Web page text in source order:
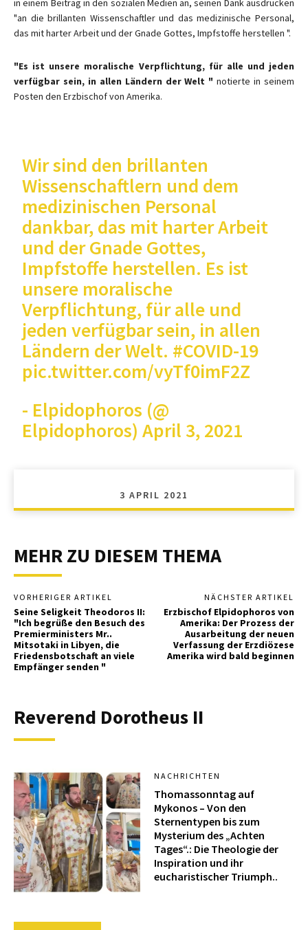
in einem Beitrag in den sozialen Medien an, seinen Dank ausdrücken
"an die brillanten Wissenschaftler und das medizinische Personal,
das mit harter Arbeit und der Gnade Gottes, Impfstoffe herstellen ".
"Es ist unsere moralische Verpflichtung, für alle und jeden
verfügbar sein, in allen Ländern der Welt " notierte in seinem
Posten den Erzbischof von Amerika.
Wir sind den brillanten
Wissenschaftlern und dem
medizinischen Personal
dankbar, das mit harter Arbeit
und der Gnade Gottes,
Impfstoffe herstellen. Es ist
unsere moralische
Verpflichtung, für alle und
jeden verfügbar sein, in allen
Ländern der Welt. #COVID-19
pic.twitter.com/vyTf0imF2Z
- Elpidophoros (@
Elpidophoros)April 3, 2021
3 APRIL 2021
MEHR ZU DIESEM THEMA
VORHERIGER ARTIKEL
Seine Seligkeit Theodoros II:
"Ich begrüße den Besuch des
Premierministers Mr..
Mitsotaki in Libyen, die
Friedensbotschaft an viele
Empfänger senden "
NÄCHSTER ARTIKEL
Erzbischof Elpidophoros von
Amerika: Der Prozess der
Ausarbeitung der neuen
Verfassung der Erzdiözese
Amerika wird bald beginnen
Reverend Dorotheus II
NACHRICHTEN
Thomassonntag auf
Mykonos – Von den
Sternentypen bis zum
Mysterium des „Achten
Tages“.: Die Theologie der
Inspiration und ihr
eucharistischer Triumph..